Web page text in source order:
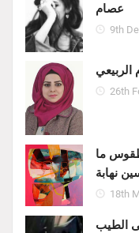
عصام
9th
الربيعي
26th
ما
نهابة
18th
الطيب